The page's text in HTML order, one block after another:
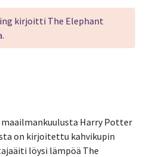
kirjoitti The Elephant
maailmankuulusta Harry Potter
on kirjoitettu kahvikupin
löysi lämpöä The